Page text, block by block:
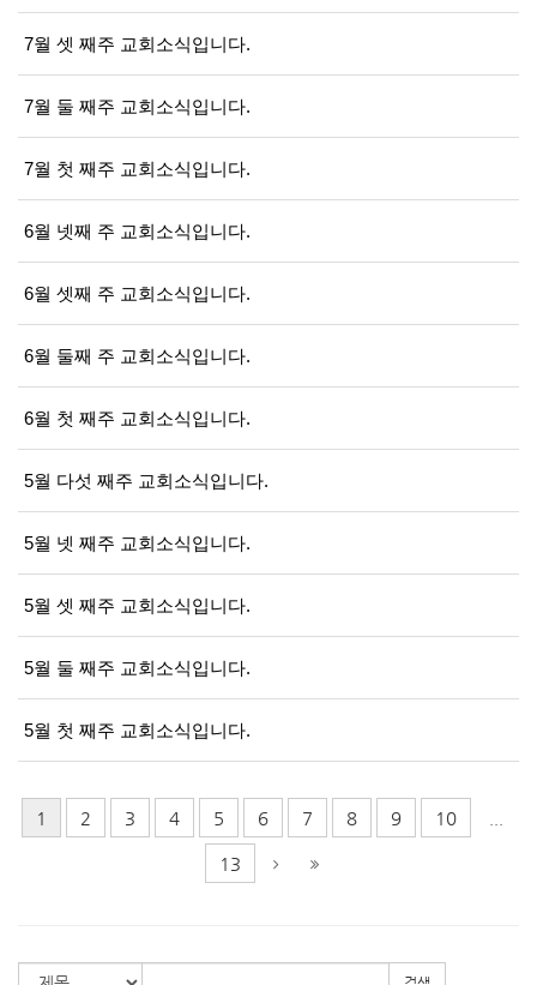
7월 셋 째주 교회소식입니다.
7월 둘 째주 교회소식입니다.
7월 첫 째주 교회소식입니다.
6월 넷째 주 교회소식입니다.
6월 셋째 주 교회소식입니다.
6월 둘째 주 교회소식입니다.
6월 첫 째주 교회소식입니다.
5월 다섯 째주 교회소식입니다.
5월 넷 째주 교회소식입니다.
5월 셋 째주 교회소식입니다.
5월 둘 째주 교회소식입니다.
5월 첫 째주 교회소식입니다.
1 2 3 4 5 6 7 8 9 10
13